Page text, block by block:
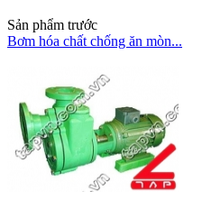
Sản phẩm trước
Bơm hóa chất chống ăn mòn...